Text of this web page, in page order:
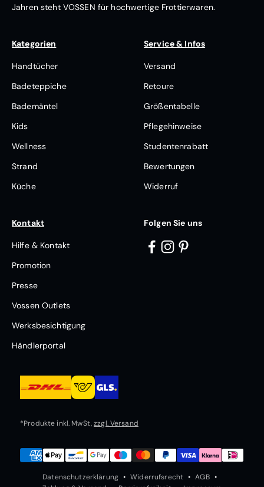
Jahren steht VOSSEN für hochwertige Frottierwaren.
Kategorien
Handtücher
Badeteppiche
Bademäntel
Kids
Wellness
Strand
Küche
Service & Infos
Versand
Retoure
Größentabelle
Pflegehinweise
Studentenrabatt
Bewertungen
Widerruf
Kontakt
Hilfe & Kontakt
Promotion
Presse
Vossen Outlets
Werksbesichtigung
Händlerportal
Folgen Sie uns
*Produkte inkl. MwSt,zzgl. Versand
Datenschutzerklärung Widerrufsrecht
AGB